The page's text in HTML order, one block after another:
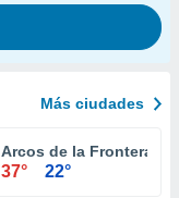
Más ciudades
Arcos de la Frontera
37° 22°